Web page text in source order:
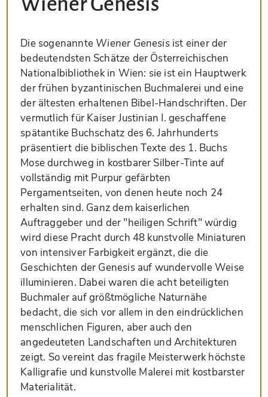
Die sogenannte Wiener Genesisist einer der
bedeutendsten Schätze der Österreichischen
Nationalbibliothek in Wien: sie ist ein Hauptwerk
der frühen byzantinischen Buchmalerei und eine
der ältesten erhaltenen Bibel-Handschriften. Der
vermutlich für Kaiser Justinian I. geschaffene
spätantike Buchschatz des 6. Jahrhunderts
präsentiert die biblischen Texte des 1. Buchs
Mose durchweg in kostbarer Silber-Tinte auf
vollständig mit Purpur gefärbten
Pergamentseiten, von denen heute noch 24
erhalten sind. Ganz dem kaiserlichen
Auftraggeber und der "heiligen Schrift" würdig
wird diese Pracht durch 48 kunstvolle Miniaturen
von intensiver Farbigkeit ergänzt, die die
Geschichten der Genesis auf wundervolle Weise
illuminieren. Dabei waren die acht beteiligten
Buchmaler auf größtmögliche Naturnähe
bedacht, die sich vor allem in den eindrücklichen
menschlichen Figuren, aber auch den
angedeuteten Landschaften und Architekturen
zeigt. So vereint das fragile Meisterwerk höchste
Kalligrafie und kunstvolle Malerei mit kostbarster
Materialität.